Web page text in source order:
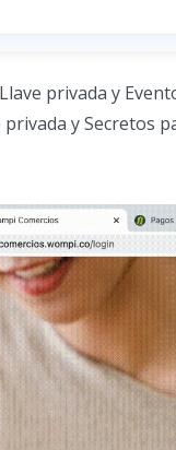
privada y
y Secretos